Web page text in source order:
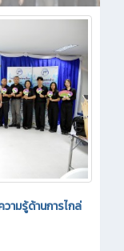
ามรู้ด้านการไกล่